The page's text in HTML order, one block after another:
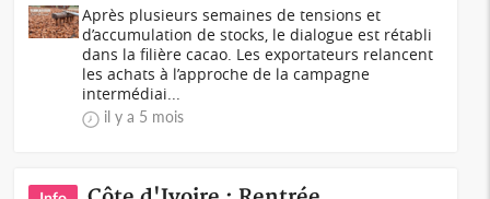
Après plusieurs semaines de tensions et
d’accumulation de stocks, le dialogue est rétabli
dans la filière cacao. Les exportateurs relancent
les achats à l’approche de la campagne
intermédiai...
il y a 5 mois